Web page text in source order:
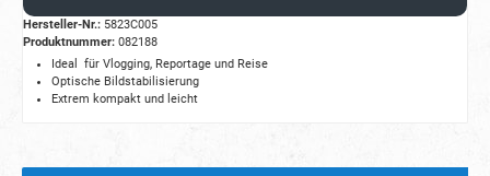
Hersteller-Nr.: 5823C005
Produktnummer: 082188
Ideal für Vlogging, Reportage und Reise
Optische Bildstabilisierung
Extrem kompakt und leicht